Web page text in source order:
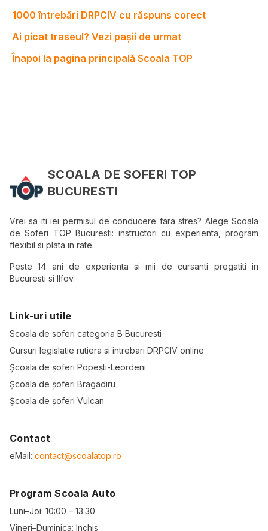
1000 întrebări DRPCIV cu răspuns corect
Ai picat traseul? Vezi pașii de urmat
Înapoi la pagina principală Scoala TOP
SCOALA DE SOFERI TOP
BUCURESTI
Vrei sa iti iei permisul de conducere fara stres? Alege Scoala
de Soferi TOP Bucuresti: instructori cu experienta, program
flexibil si plata in rate.
Peste 14 ani de experienta si mii de cursanti pregatiti in
Bucuresti si Ilfov.
Link-uri utile
Scoala de soferi categoria B Bucuresti
Cursuri legislatie rutiera si intrebari DRPCIV online
Școala de șoferi Popești-Leordeni
Școala de șoferi Bragadiru
Școala de șoferi Vulcan
Contact
eMail: contact@scoalatop.ro
Program Scoala Auto
Luni–Joi: 10:00 – 13:30
Vineri–Duminica: Inchis